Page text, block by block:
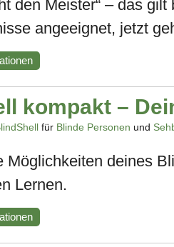
den Meister“ – das
angeeignet, jetzt
zum
Kurs
"VoiceOver
Fortgeschrittenenkurs"
kompakt –
für Blinde Personen und
Möglichkeiten deines
Lernen.
zum
Kurs
"BlindShell